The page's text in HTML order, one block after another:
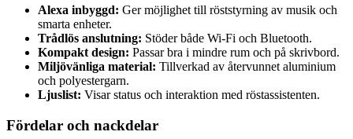
Alexa inbyggd: Ger möjlighet till röststyrning av musik och
smarta enheter.
Trådlös anslutning: Stöder både Wi-Fi och Bluetooth.
Kompakt design: Passar bra i mindre rum och på skrivbord.
Miljövänliga material: Tillverkad av återvunnet aluminium
och polyestergarn.
Ljuslist: Visar status och interaktion med röstassistenten.
Fördelar och nackdelar